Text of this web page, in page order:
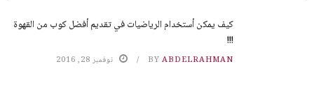
كيف يمكن أستخدام الرياضيات في تقديم أفضل كوب من القهوة
!!!
BY ABDELRAHMAN نوفمبر 28, 2016